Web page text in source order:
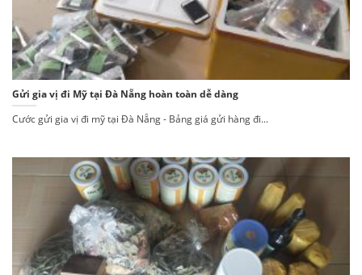
Gửi gia vị đi Mỹ tại Đà Nẵng hoàn toàn dễ dàng
Cước gửi gia vị đi mỹ tại Đà Nẵng - Bảng giá gửi hàng đi...